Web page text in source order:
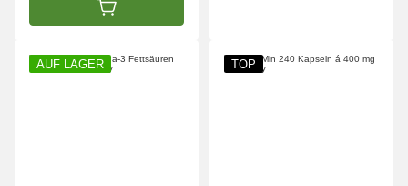
IN DEN WARENKORB
AUF LAGER TOP